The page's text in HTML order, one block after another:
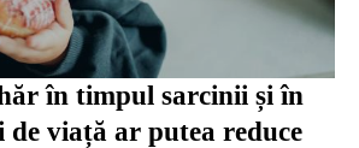
în timpul sarcinii și în
viață ar putea reduce